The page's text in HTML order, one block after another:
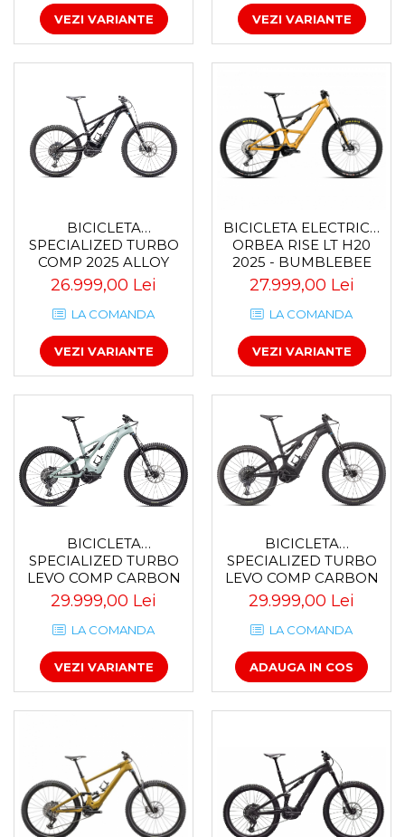
Za conectare rapidă
Manete Schimbător, Frâna,
Combo
Manete combo
Piese manete
Manete schimbător
Manșoane și ghidolină
Manșoane
Pedale
Roți
Roți spate
Accesorii roți
Roți față
Schimbătoare
Schimbătoare față
Piese schimbătoare
Șei
Coliere tije șa
Manete tije telescopice
Piese tije sa
Amortizoare spate
Arcuri
Groupset
VEZI VARIANTE VEZI VARIANTE
BICICLETA
SPECIALIZED TURBO
COMP 2025 ALLOY
BLACK / DOVE GREY /
BLACK
26.999,00 Lei
LA COMANDA
VEZI VARIANTE
BICICLETA ELECTRICA
ORBEA RISE LT H20
2025 - BUMBLEBEE
YELLOW-BLACK (MATT)
27.999,00 Lei
LA COMANDA
VEZI VARIANTE
BICICLETA
SPECIALIZED TURBO
LEVO COMP CARBON
SATIN WHITE SAGE /
DEEP LAKE
29.999,00 Lei
LA COMANDA
VEZI VARIANTE
BICICLETA
SPECIALIZED TURBO
LEVO COMP CARBON
SATIN BLACK / LIGHT
SILVER / GLOSS BLACK
29.999,00 Lei
LA COMANDA
ADAUGA IN COS